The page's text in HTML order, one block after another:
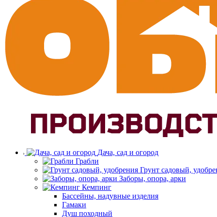
Дача, сад и огород
Грабли
Грунт садовый,
Заборы, опора, арки
Кемпинг
Бассейны, надувные изделия
Гамаки
Душ походный